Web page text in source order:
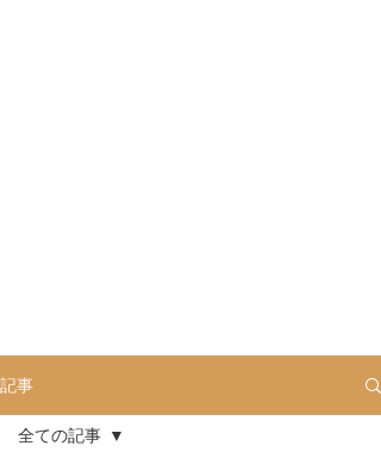
記事
全ての記事